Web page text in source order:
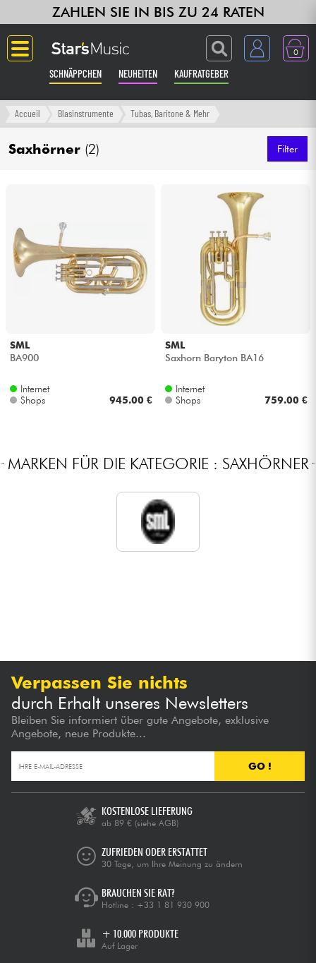
ZAHLEN SIE IN BIS ZU 24 RATEN
0
SCHNÄPPCHEN NEUHEITEN KAUFRATGEBER
Langue
Gitarre & Bass
Synths & samplers
Studio
Blasinstrumente
HiFi
Bundle
Accueil Blasinstrumente Tubas, Baritone & Mehr
Saxhörner (2) Filter
SML
BA900
Internet
Shops
945.00 €
SML
Saxhorn Baryton BA16
Internet
Shops
759.00 €
MARKEN FÜR DIE KATEGORIE : SAXHÖRNER
Verpassen Sie nichts
durch Erhalt unseres Newsletters
Bleiben Sie informiert über gute Angebote, exklusive
Angebote, neue Produkte...
GO !
KOSTENLOSE LIEFERUNG
ab 89 € (siehe AGB)
ZUFRIEDEN ODER ERSTATTET
30 Tage, um Ihre Meinung zu ändern
BRAUCHEN SIE RAT?
Hotline : +33 1 81 930 900
+ 10.000 PRODUKTE
Auf Lager